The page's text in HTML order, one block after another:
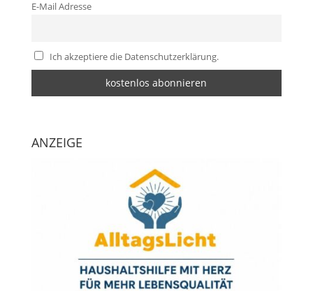
E-Mail Adresse
Ich akzeptiere die Datenschutzerklärung.
ANZEIGE